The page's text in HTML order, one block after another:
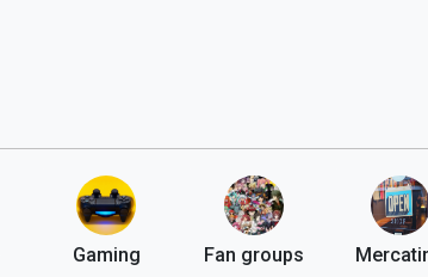
Gaming Fan groups